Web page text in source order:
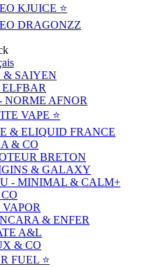
KJUICE ⭐️
DRAGONZZ
& SAIYEN
NORME AFNOR
VAPE ⭐️
& ELIQUID FRANCE
& CO
BRETON
& GALAXY
- MINIMAL & CALM+
& ENFER
A&L
& CO
FUEL ⭐️